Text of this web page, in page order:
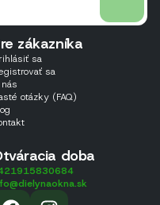
zákazníka
sa
sa
otázky (FAQ)
doba